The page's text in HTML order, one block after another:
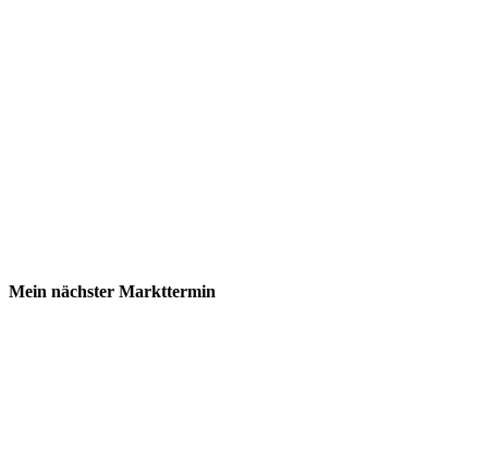
Mein nächster Markttermin